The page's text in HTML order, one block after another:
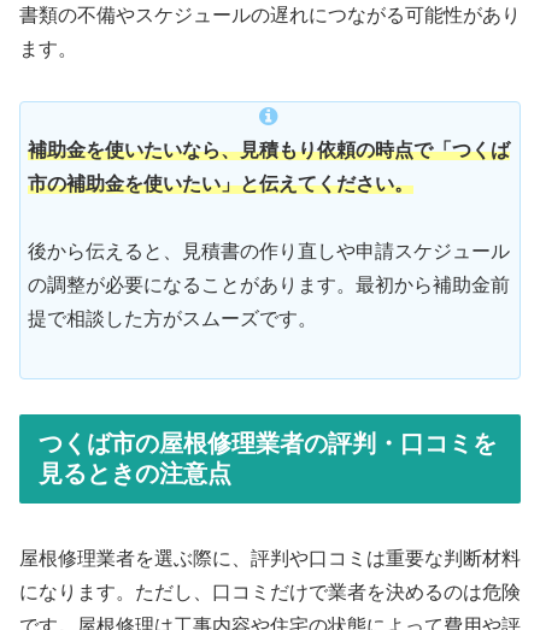
書類の不備やスケジュールの遅れにつながる可能性があり
ます。
補助金を使いたいなら、見積もり依頼の時点で「つくば
市の補助金を使いたい」と伝えてください。
後から伝えると、見積書の作り直しや申請スケジュール
の調整が必要になることがあります。最初から補助金前
提で相談した方がスムーズです。
つくば市の屋根修理業者の評判・口コミを
見るときの注意点
屋根修理業者を選ぶ際に、評判や口コミは重要な判断材料
になります。ただし、口コミだけで業者を決めるのは危険